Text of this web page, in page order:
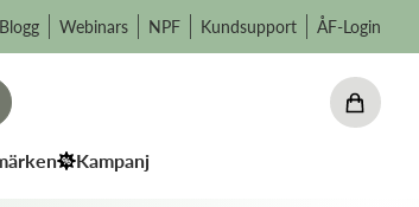
Blogg Webinars NPF Kundsupport ÅF-Login
Kampanj